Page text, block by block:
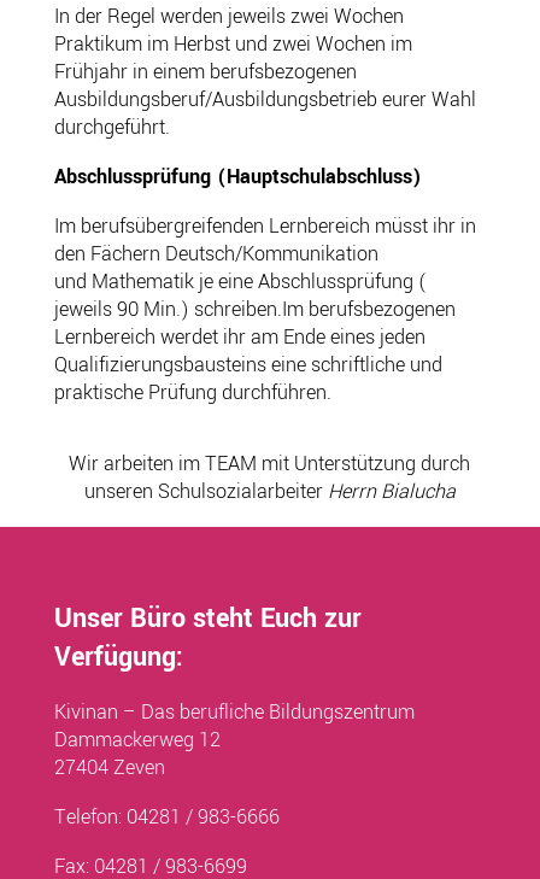
In der Regel werden jeweils zwei Wochen
Praktikum im Herbst und zwei Wochen im
Frühjahr in einem berufsbezogenen
Ausbildungsberuf/Ausbildungsbetrieb eurer Wahl
durchgeführt.
Abschlussprüfung (Hauptschulabschluss)
Im berufsübergreifenden Lernbereich müsst ihr in
den Fächern Deutsch/Kommunikation
und Mathematik je eine Abschlussprüfung (
jeweils 90 Min.) schreiben.Im berufsbezogenen
Lernbereich werdet ihr am Ende eines jeden
Qualifizierungsbausteins eine schriftliche und
praktische Prüfung durchführen.
Wir arbeiten im TEAM mit Unterstützung durch
unseren Schulsozialarbeiter Herrn Bialucha
Unser Büro steht Euch zur
Verfügung:
Kivinan – Das berufliche Bildungszentrum
Dammackerweg 12
27404 Zeven
Telefon: 04281 / 983-6666
Fax: 04281 / 983-6699